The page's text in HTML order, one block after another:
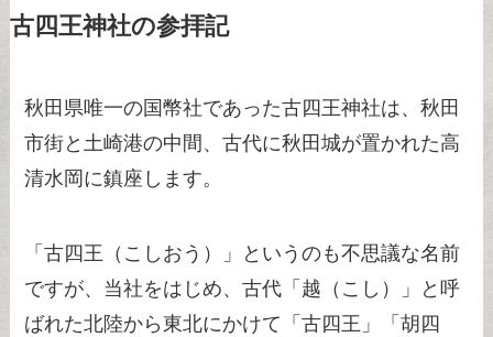
古四王神社の参拝記
秋田県唯一の国幣社であった古四王神社は、秋田
市街と土崎港の中間、古代に秋田城が置かれた高
清水岡に鎮座します。
「古四王（こしおう）」というのも不思議な名前
ですが、当社をはじめ、古代「越（こし）」と呼
ばれた北陸から東北にかけて「古四王」「胡四